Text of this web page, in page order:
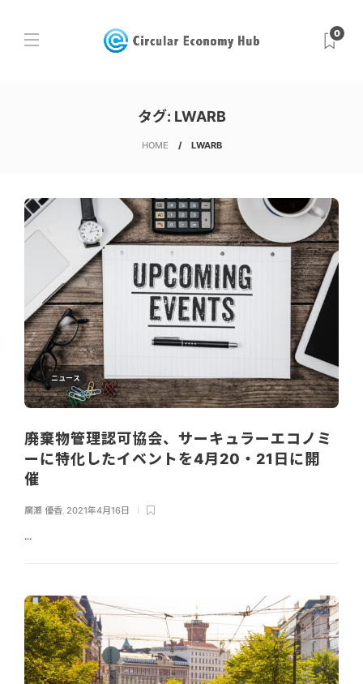
0
タグ: LWARB
HOME LWARB
ニュース
廃棄物管理認可協会、サーキュラーエコノミ
ーに特化したイベントを4月20・21日に開
催
廣瀬 優香 2021年4月16日
...